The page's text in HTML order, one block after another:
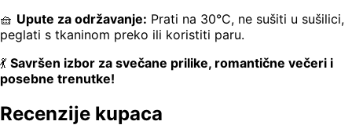
🧺 Upute za održavanje: Prati na 30°C, ne sušiti u sušilici,
peglati s tkaninom preko ili koristiti paru.
💃 Savršen izbor za svečane prilike, romantične večeri i
posebne trenutke!
Recenzije kupaca